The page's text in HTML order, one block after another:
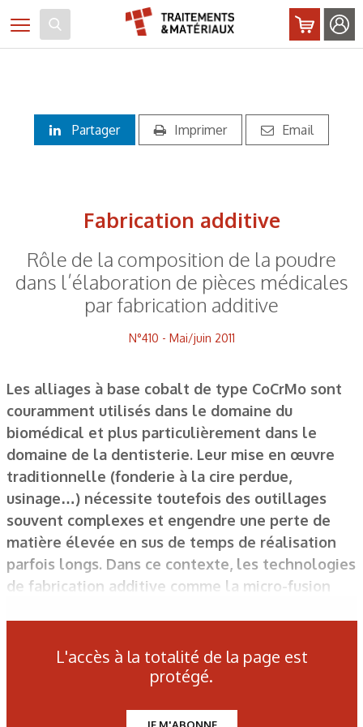
Toggle navigation
Partager Imprimer Email
Fabrication additive
Rôle de la composition de la poudre
dans l’élaboration de pièces médicales
par fabrication additive
N°410 - Mai/juin 2011
Les alliages à base cobalt de type CoCrMo sont
couramment utilisés dans le domaine du
biomédical et plus particulièrement dans le
domaine de la dentisterie. Leur mise en œuvre
traditionnelle (fonderie à la cire perdue,
usinage…) nécessite toutefois des outillages
souvent complexes et engendre une perte de
matière élevée en sus de temps de réalisation
parfois longs. Dans ce contexte, les technologies
de fabrication additive comme la micro-fusion
mécaniques ad hoc ainsi que la conservation de
la biocompatibilité du matériau restent
L'accès à la totalité de la page est
protégé.
Panneau de gestion des cookies